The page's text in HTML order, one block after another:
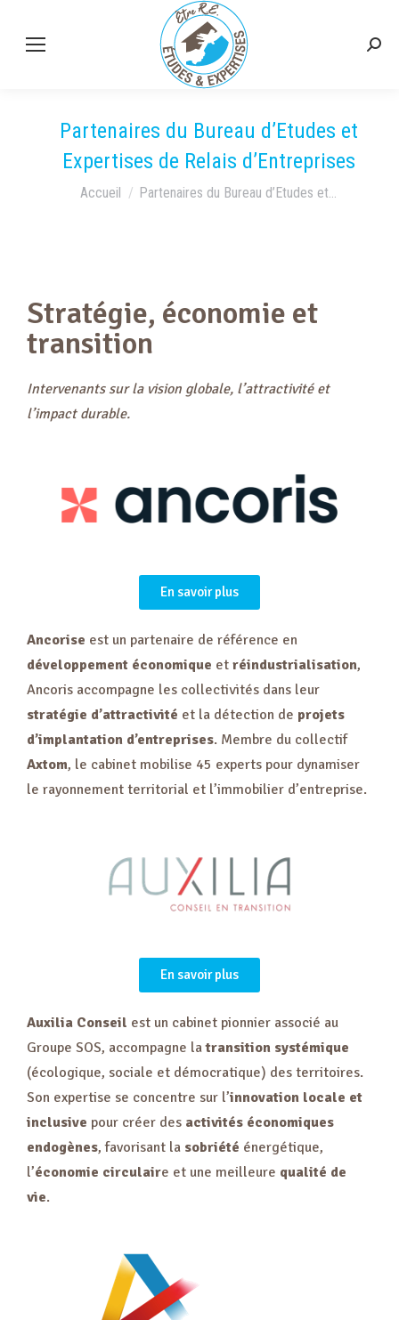
Partenaires du Bureau d’Etudes et
Expertises de Relais d’Entreprises
Vous êtes ici :
Accueil Partenaires du Bureau d’Etudes et…
Stratégie, économie et
transition
Intervenants sur la vision globale, l’attractivité et
l’impact durable.
En savoir plus
Ancorise est un partenaire de référence en
développement économique et réindustrialisation,
Ancoris accompagne les collectivités dans leur
stratégie d’attractivité et la détection de projets
d’implantation d’entreprises. Membre du collectif
Axtom, le cabinet mobilise 45 experts pour dynamiser
le rayonnement territorial et l’immobilier d’entreprise.
En savoir plus
Auxilia Conseil est un cabinet pionnier associé au
Groupe SOS, accompagne latransition systémique
(écologique, sociale et démocratique) des territoires.
Son expertise se concentre sur l’innovation locale et
inclusive pour créer des activités économiques
endogènes, favorisant la sobriété énergétique,
l’économie circulaire et une meilleure qualité de
vie.